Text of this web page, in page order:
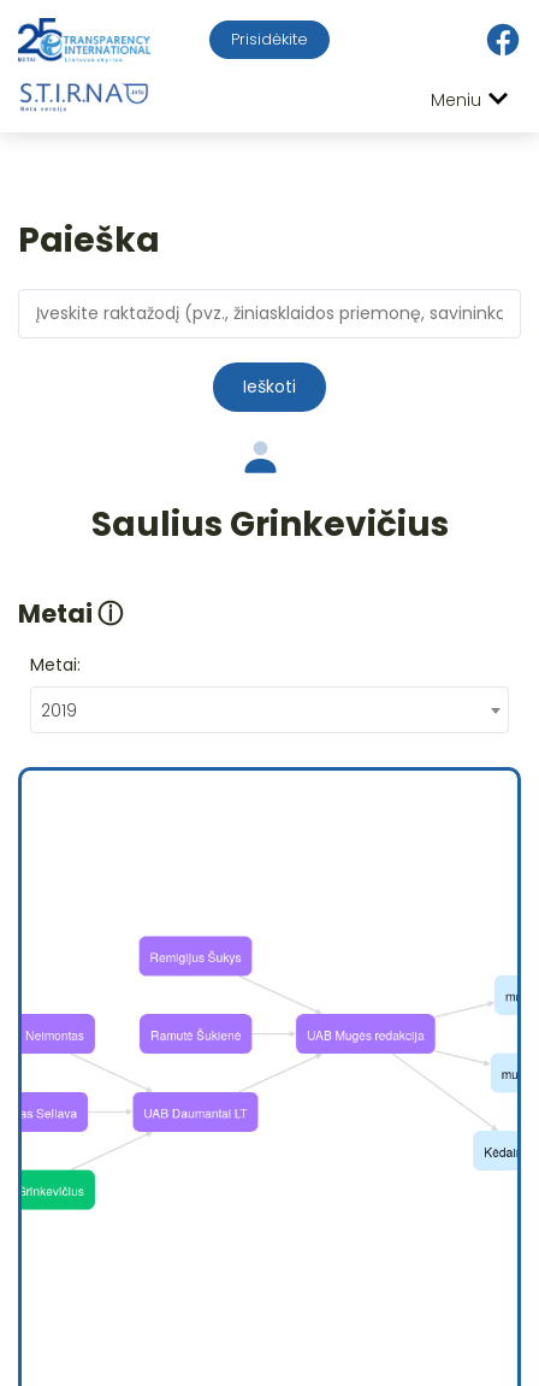
Prisidėkite
Meniu
Paieška
Ieškoti
Saulius Grinkevičius
Metaiⓘ
Metai:
2019